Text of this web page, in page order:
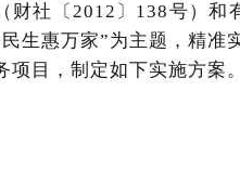
社〔2012〕138号）和
生惠万家”为主题，精准
目，制定如下实施方案。